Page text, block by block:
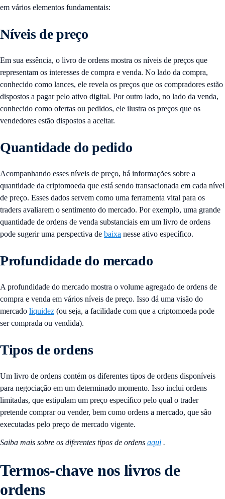
em vários elementos fundamentais:
Níveis de preço
Em sua essência, o livro de ordens mostra os níveis de preços que
representam os interesses de compra e venda. No lado da compra,
conhecido como lances, ele revela os preços que os compradores estão
dispostos a pagar pelo ativo digital. Por outro lado, no lado da venda,
conhecido como ofertas ou pedidos, ele ilustra os preços que os
vendedores estão dispostos a aceitar.
Quantidade do pedido
Acompanhando esses níveis de preço, há informações sobre a
quantidade da criptomoeda que está sendo transacionada em cada nível
de preço. Esses dados servem como uma ferramenta vital para os
traders avaliarem o sentimento do mercado. Por exemplo, uma grande
quantidade de ordens de venda substanciais em um livro de ordens
pode sugerir uma perspectiva de baixa nesse ativo específico.
Profundidade do mercado
A profundidade do mercado mostra o volume agregado de ordens de
compra e venda em vários níveis de preço. Isso dá uma visão do
mercado liquidez (ou seja, a facilidade com que a criptomoeda pode
ser comprada ou vendida).
Tipos de ordens
Um livro de ordens contém os diferentes tipos de ordens disponíveis
para negociação em um determinado momento. Isso inclui ordens
limitadas, que estipulam um preço específico pelo qual o trader
pretende comprar ou vender, bem como ordens a mercado, que são
executadas pelo preço de mercado vigente.
Saiba mais sobre os diferentes tipos de ordens aqui .
Termos-chave nos livros de
ordens